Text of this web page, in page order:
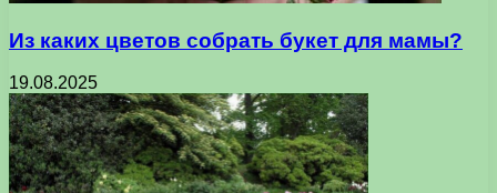
Из каких цветов собрать букет для мамы?
19.08.2025